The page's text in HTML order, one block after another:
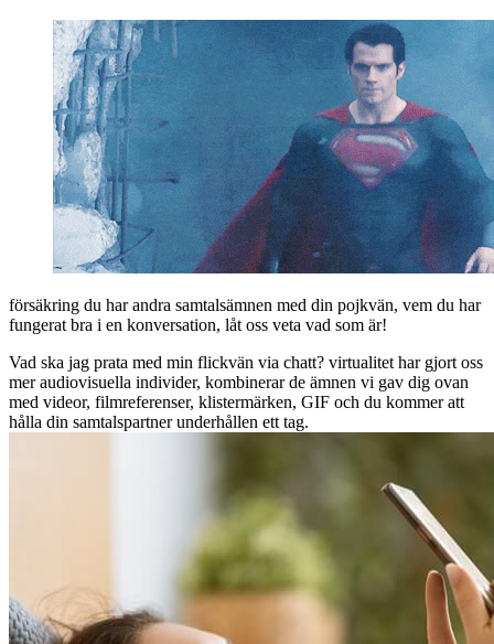
försäkring du har andra samtalsämnen med din pojkvän, vem du har
fungerat bra i en konversation, låt oss veta vad som är!
Vad ska jag prata med min flickvän via chatt? virtualitet har gjort oss
mer audiovisuella individer, kombinerar de ämnen vi gav dig ovan
med videor, filmreferenser, klistermärken, GIF och du kommer att
hålla din samtalspartner underhållen ett tag.